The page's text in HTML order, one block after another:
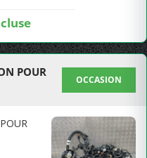
POUR
OCCASION